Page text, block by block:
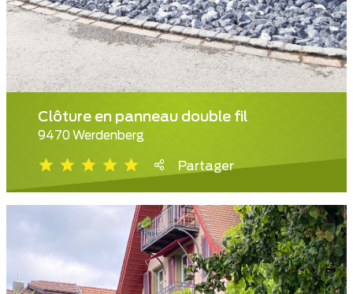
Clôture en panneau double fil
9470 Werdenberg
Partager